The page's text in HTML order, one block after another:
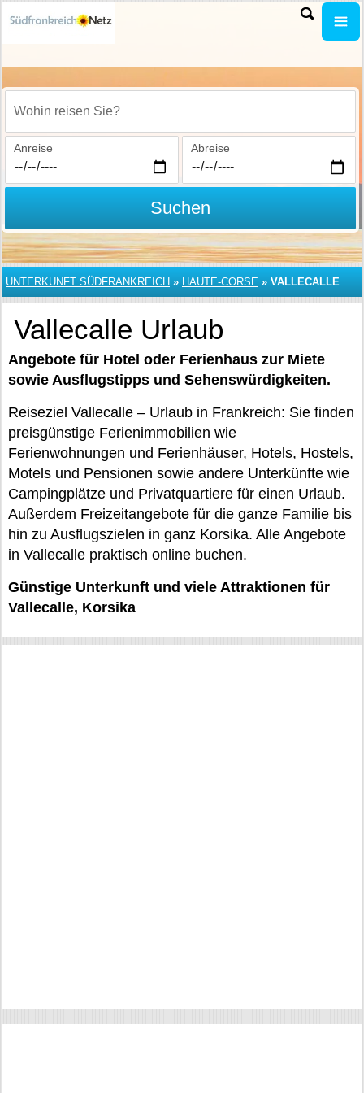
Wohin reisen Sie?
Anreise Abreise
Suchen
UNTERKUNFT SÜDFRANKREICH » HAUTE-CORSE » VALLECALLE
Vallecalle Urlaub
Angebote für Hotel oder Ferienhaus zur Miete
sowie Ausflugstipps und Sehenswürdigkeiten.
Reiseziel Vallecalle – Urlaub in Frankreich: Sie finden
preisgünstige Ferienimmobilien wie
Ferienwohnungen und Ferienhäuser, Hotels, Hostels,
Motels und Pensionen sowie andere Unterkünfte wie
Campingplätze und Privatquartiere für einen Urlaub.
Außerdem Freizeitangebote für die ganze Familie bis
hin zu Ausflugszielen in ganz Korsika. Alle Angebote
in Vallecalle praktisch online buchen.
Günstige Unterkunft und viele Attraktionen für
Vallecalle, Korsika